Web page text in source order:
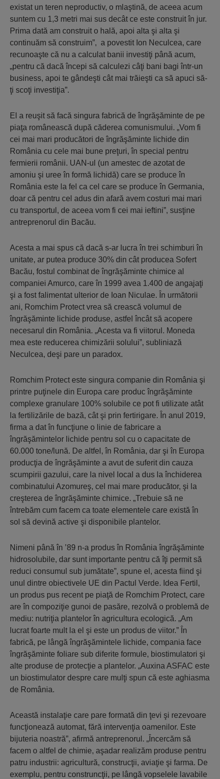
existat un teren neproductiv, o mlaştină, de aceea acum
suntem cu 1,3 metri mai sus decât ce este construit în jur.
Prima dată am construit o hală, apoi alta şi alta şi
continuăm să construim”, a povestit Ion Neculcea, care
recunoaşte că nu a calculat banii investiţi până acum,
„pentru că dacă începi să calculezi câţi bani bagi într-un
business, apoi te gândeşti cât mai trăieşti ca să apuci să-
ţi scoţi investiţia”.
El a reuşit să facă singura fabrică de îngrăşăminte de pe
piaţa românească după căderea comunismului. „Vom fi
cei mai mari producători de îngrăşăminte lichide din
România cu cele mai bune preţuri, în special pentru
fermierii românii. UAN-ul (un amestec de azotat de
amoniu şi uree în formă lichidă) care se produce în
România este la fel ca cel care se produce în Germania,
doar că pentru cel adus din afară avem costuri mai mari
cu transportul, de aceea vom fi cei mai ieftini”, susţine
antreprenorul din Bacău.
Acesta a mai spus că dacă s-ar lucra în trei schimburi în
unitate, ar putea produce 30% din cât producea Sofert
Bacău, fostul combinat de îngrăşăminte chimice al
companiei Amurco, care în 1999 avea 1.400 de angajaţi
şi a fost falimentat ulterior de Ioan Niculae. În următorii
ani, Romchim Protect vrea să crească volumul de
îngrăşăminte lichide produse, astfel încât să acopere
necesarul din România. „Acesta va fi viitorul. Moneda
mea este reducerea chimizării solului”, subliniază
Neculcea, deşi pare un paradox.
Romchim Protect este singura companie din România şi
printre puţinele din Europa care produc îngrăşăminte
complexe granulare 100% solubile ce pot fi utilizate atât
la fertilizările de bază, cât şi prin fertirigare. În anul 2019,
firma a dat în funcţiune o linie de fabricare a
îngrăşămintelor lichide pentru sol cu o capacitate de
60.000 tone/lună. De altfel, în România, dar şi în Europa
producţia de îngrăşăminte a avut de suferit din cauza
scumpirii gazului, care la nivel local a dus la închiderea
combinatului Azomureş, cel mai mare producător, şi la
creşterea de îngrăşăminte chimice. „Trebuie să ne
întrebăm cum facem ca toate elementele care există în
sol să devină active şi disponibile plantelor.
Nimeni până în ’89 n-a produs în România îngrăşăminte
hidrosolubile, dar sunt importante pentru că îţi permit să
reduci consumul sub jumătate”, spune el, acesta fiind şi
unul dintre obiectivele UE din Pactul Verde. Idea Fertil,
un produs pus recent pe piaţă de Romchim Protect, care
are în compoziţie gunoi de pasăre, rezolvă o problemă de
mediu: nutriţia plantelor în agricultura ecologică. „Am
lucrat foarte mult la el şi este un produs de viitor.” În
fabrică, pe lângă îngrăşămintele lichide, compania face
îngrăşăminte foliare sub diferite formule, biostimulatori şi
alte produse de protecţie a plantelor. „Auxina ASFAC este
un biostimulator despre care mulţi spun că este aghiasma
de România.
Această instalaţie care pare formată din ţevi şi rezevoare
funcţionează automat, fără intervenţia oamenilor. Este
bijuteria noastră”, afirmă antreprenorul. „Încercăm să
facem o altfel de chimie, aşadar realizăm produse pentru
patru industrii: agricultură, construcţii, aviaţie şi farma. De
exemplu, pentru construncţii, pe lângă vopselele lavabile